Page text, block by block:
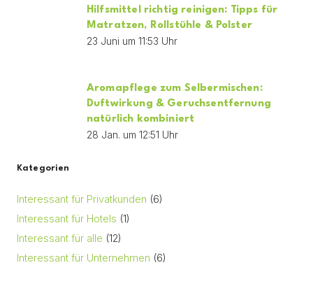
Hilfsmittel richtig reinigen: Tipps für
Matratzen, Rollstühle & Polster
23 Juni um 11:53 Uhr
Aromapflege zum Selbermischen:
Duftwirkung & Geruchsentfernung
natürlich kombiniert
28 Jan. um 12:51 Uhr
Kategorien
Interessant für Privatkunden (6)
Interessant für Hotels (1)
Interessant für alle (12)
Interessant für Unternehmen (6)